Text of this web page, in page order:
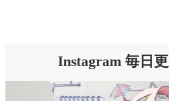
Instagram 毎日更